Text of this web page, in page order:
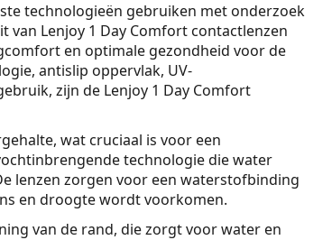
technologieën gebruiken met onderzoek
Lenjoy 1 Day Comfort contactlenzen
en optimale gezondheid voor de
antislip oppervlak, UV-
zijn de Lenjoy 1 Day Comfort
wat cruciaal is voor een
technologie die water
lenzen zorgen voor een waterstofbinding
en droogte wordt voorkomen.
van de rand, die zorgt voor water en